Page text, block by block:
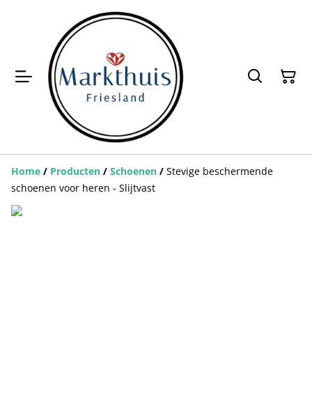
Home / Producten / Schoenen / Stevige beschermende
schoenen voor heren - Slijtvast